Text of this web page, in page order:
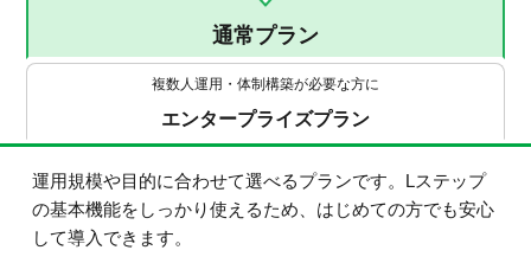
通常プラン
複数人運用・体制構築が必要な方に
エンタープライズプラン
運用規模や目的に合わせて選べるプランです。Lステップ
の基本機能をしっかり使えるため、はじめての方でも安心
して導入できます。